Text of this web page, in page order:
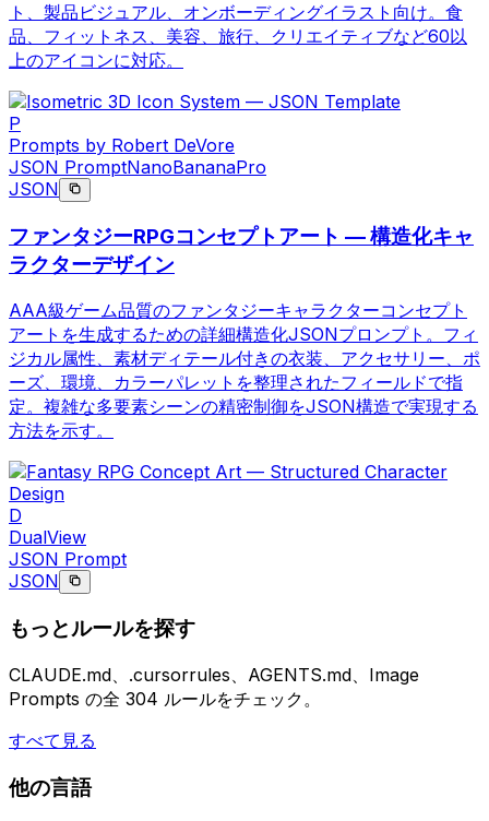
ト、製品ビジュアル、オンボーディングイラスト向け。食
品、フィットネス、美容、旅行、クリエイティブなど60以
上のアイコンに対応。
P
Prompts by Robert DeVore
JSON PromptNanoBananaPro
JSON
ファンタジーRPGコンセプトアート — 構造化キャ
ラクターデザイン
AAA級ゲーム品質のファンタジーキャラクターコンセプト
アートを生成するための詳細構造化JSONプロンプト。フィ
ジカル属性、素材ディテール付きの衣装、アクセサリー、ポ
ーズ、環境、カラーパレットを整理されたフィールドで指
定。複雑な多要素シーンの精密制御をJSON構造で実現する
方法を示す。
D
DualView
JSON Prompt
JSON
もっとルールを探す
CLAUDE.md、.cursorrules、AGENTS.md、Image
Prompts の全 304 ルールをチェック。
すべて見る
他の言語